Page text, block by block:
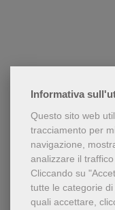
Informativa
Questo sito web
tracciamento per
navigazione,
analizzare il traffico
Cliccando su
tutte le categorie di
quali accettare,